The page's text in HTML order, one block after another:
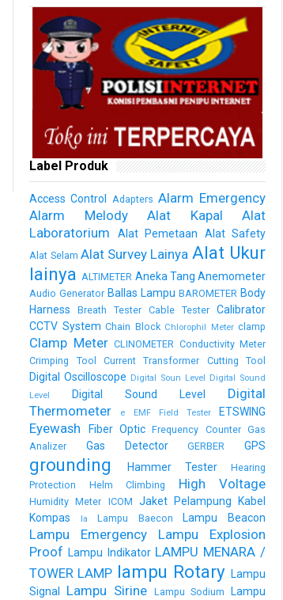
Label Produk
Access Control Adapters Alarm Emergency
Alarm Melody
Alat Kapal
Alat
Laboratorium
Alat Pemetaan Alat Safety
Alat Selam Alat Survey Lainya Alat Ukur
lainya ALTIMETER Aneka Tang Anemometer
Audio Generator Ballas Lampu BAROMETER Body
Harness
Breath Tester Cable Tester
Calibrator
CCTV System Chain Block Chlorophil Meter clamp
Clamp Meter CLINOMETER Conductivity Meter
Crimping Tool
Current Transformer Cutting Tool
Digital Oscilloscope Digital Soun Level
Digital Sound
Level
Digital Sound Level
Digital
Thermometer
e EMF Field Tester ETSWING
Eyewash Fiber Optic Frequency Counter Gas
Analizer
Gas Detector GERBER GPS
grounding Hammer Tester
Hearing
Protection
Helm Climbing High Voltage
Humidity Meter ICOM Jaket Pelampung
Kabel
Kompas
la Lampu Baecon Lampu Beacon
Lampu Emergency
Lampu Explosion
Proof Lampu Indikator LAMPU MENARA /
TOWER LAMP lampu Rotary Lampu
Signal
Lampu Sirine Lampu Sodium
Lampu